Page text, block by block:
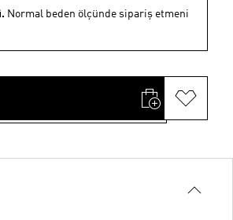
Normal beden ölçünde sipariş etmeni